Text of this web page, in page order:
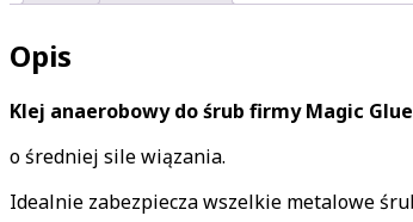
Opis
Klej anaerobowy do śrub firmy Magic Glue
o średniej sile wiązania.
Idealnie zabezpiecza wszelkie metalowe